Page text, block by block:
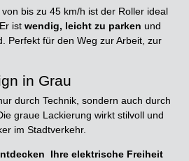
bis zu 45 km/h ist der Roller ideal
ist wendig, leicht zu parken und
Perfekt für den Weg zur Arbeit, zur
in Grau
durch Technik, sondern auch durch
Die graue Lackierung wirkt stilvoll und
im Stadtverkehr.
 Ihre elektrische Freiheit